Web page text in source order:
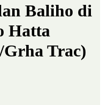
Baliho di
Hatta
Grha Trac)